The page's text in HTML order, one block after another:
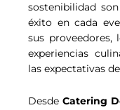
sostenibilidad
éxito en cada
sus proveedores,
experiencias
las expectativas
Desde Catering